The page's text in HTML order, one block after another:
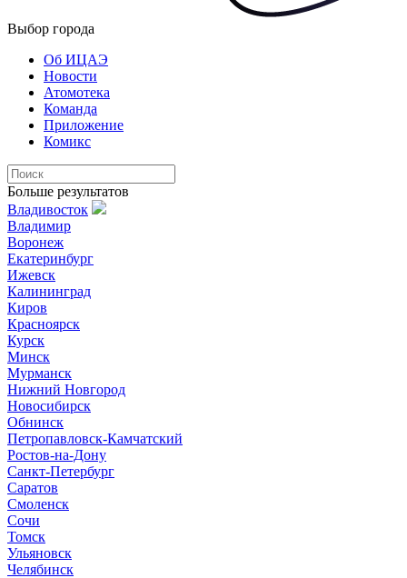
Выбор города
Об ИЦАЭ
Новости
Атомотека
Команда
Приложение
Комикс
Больше результатов
Владивосток
Владимир
Воронеж
Екатеринбург
Ижевск
Калининград
Киров
Красноярск
Курск
Минск
Мурманск
Нижний Новгород
Новосибирск
Обнинск
Петропавловск-Камчатский
Ростов-на-Дону
Санкт-Петербург
Саратов
Смоленск
Сочи
Томск
Ульяновск
Челябинск